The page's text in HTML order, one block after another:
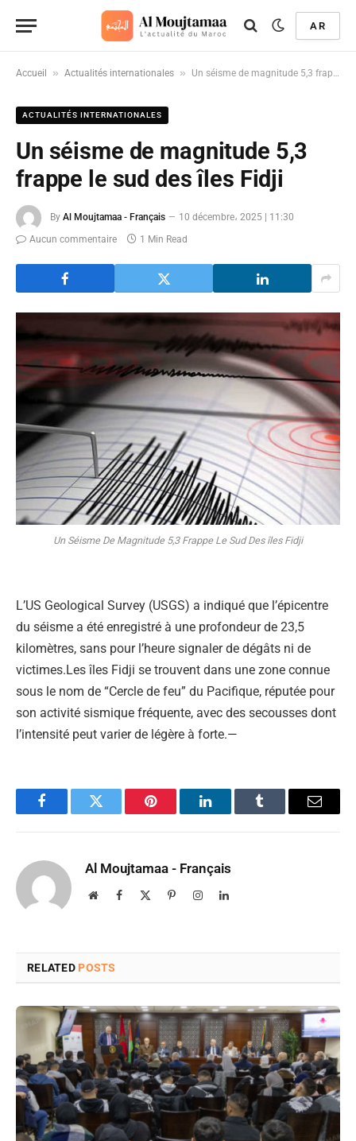
AR
Accueil » Actualités internationales » Un séisme de magnitude 5,3 frappe le sud des îles Fidji
ACTUALITÉS INTERNATIONALES
Un séisme de magnitude 5,3
frappe le sud des îles Fidji
By Al Moujtamaa - Français
10 décembre، 2025 | 11:30
Aucun commentaire
1 Min Read
Un Séisme De Magnitude 5,3 Frappe Le Sud Des îles Fidji
L’US Geological Survey (USGS) a indiqué que l’épicentre
du séisme a été enregistré à une profondeur de 23,5
kilomètres, sans pour l’heure signaler de dégâts ni de
victimes.Les îles Fidji se trouvent dans une zone connue
sous le nom de “Cercle de feu” du Pacifique, réputée pour
son activité sismique fréquente, avec des secousses dont
l’intensité peut varier de légère à forte.—
FacebookTwitter Pinterest LinkedInTumblr Email
Al Moujtamaa - Français
WebsiteFacebook PinterestInstagramLinkedIn
RELATED POSTS